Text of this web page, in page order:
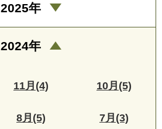
2025年
2024年
11月(4) 10月(5)
8月(5) 7月(3)